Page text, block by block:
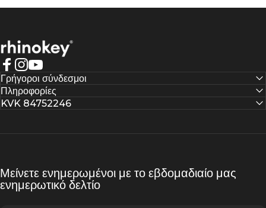
Rhinokey®
Facebook
Instagram
YouTube
Γρήγοροι σύνδεσμοι
Πληροφορίες
KVK 84752246
Μείνετε ενημερωμένοι με το εβδομαδιαίο μας
ενημερωτικό δελτίο